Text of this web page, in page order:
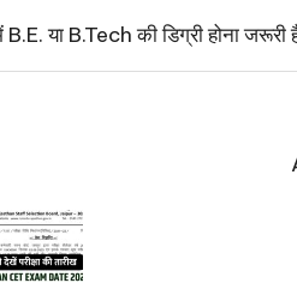
या B.Tech की डिग्री होना जरूरी